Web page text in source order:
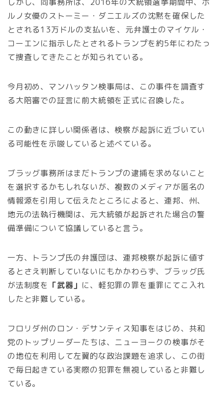
しかし、同事務所は、2016年の大統領選挙期間中、ポ
ルノ女優のストーミー・ダニエルズの沈黙を確保した
とされる13万ドルの支払いを、元弁護士のマイケル・
コーエンに指示したとされるトランプを約5年にわたっ
て捜査してきたことが知られている。
今月初め、マンハッタン検事局は、この事件を調査す
る大陪審での証言に前大統領を正式に召喚した。
この動きに詳しい関係者は、検察が起訴に近づいてい
る可能性を示唆していると述べている。
ブラッグ事務所はまだトランプの逮捕を求めないこと
を選択するかもしれないが、複数のメディアが匿名の
情報源を引用して伝えたところによると、連邦、州、
地元の法執行機関は、元大統領が起訴された場合の警
備準備について協議していると言う。
一方、トランプ氏の弁護団は、連邦検察が起訴に値す
るとさえ判断していないにもかかわらず、ブラッグ氏
が法制度を 「武器」 に、軽犯罪の罪を重罪にてこ入れ
したと非難している。
フロリダ州のロン・デサンティス知事をはじめ、共和
党のトップリーダーたちは、ニューヨークの検事がそ
の地位を利用して左翼的な政治課題を追求し、この街
で毎日起きている実際の犯罪を無視していると非難し
ている。